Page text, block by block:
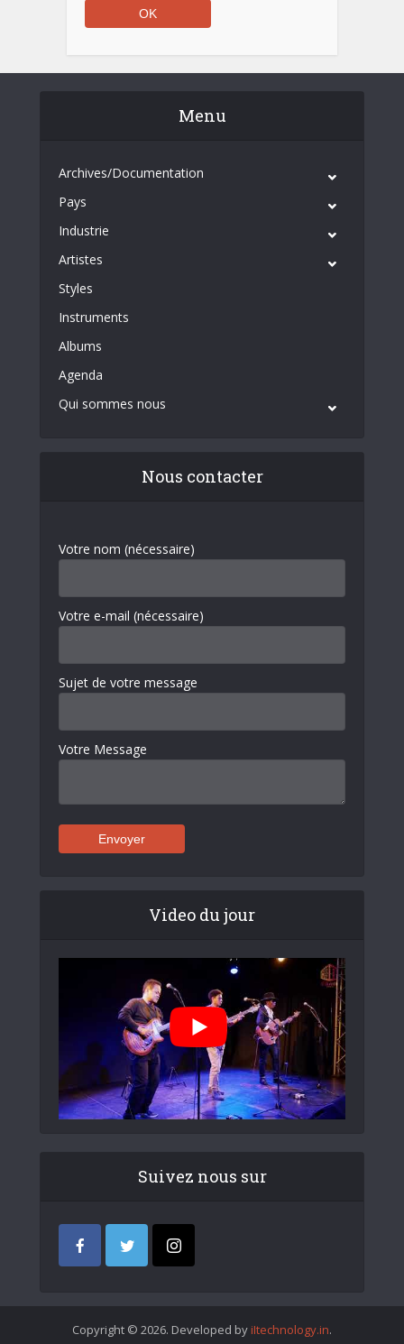
Menu
Archives/Documentation
Pays
Industrie
Artistes
Styles
Instruments
Albums
Agenda
Qui sommes nous
Nous contacter
Votre nom (nécessaire)
Votre e-mail (nécessaire)
Sujet de votre message
Votre Message
Video du jour
Suivez nous sur
Copyright © 2026. Developed by iItechnology.in.